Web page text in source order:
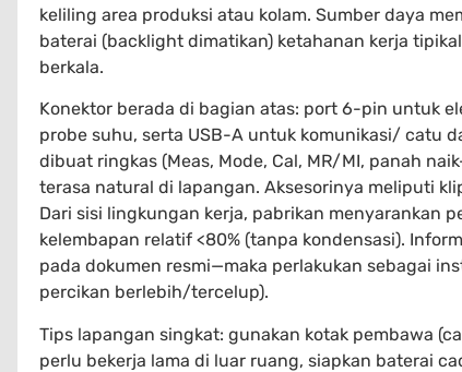
keliling area produksi atau kolam. Sumber daya
baterai (backlight dimatikan) ketahanan kerja
berkala.
Konektor berada di bagian atas: port 6-pin untuk
probe suhu, serta USB-A untuk komunikasi/ catu
dibuat ringkas (Meas, Mode, Cal, MR/MI, panah
terasa natural di lapangan. Aksesorinya meliputi
Dari sisi lingkungan kerja, pabrikan menyarankan
kelembapan relatif <80% (tanpa kondensasi).
pada dokumen resmi—maka perlakukan sebagai
percikan berlebih/tercelup).
Tips lapangan singkat: gunakan kotak pembawa
perlu bekerja lama di luar ruang, siapkan baterai